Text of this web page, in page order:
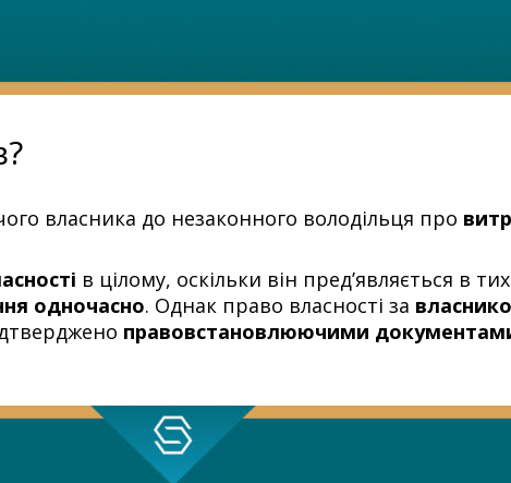
власника до незаконного володільця про
в цілому, оскільки він пред’являється в
одночасно. Однак право власності за
правовстановлюючими